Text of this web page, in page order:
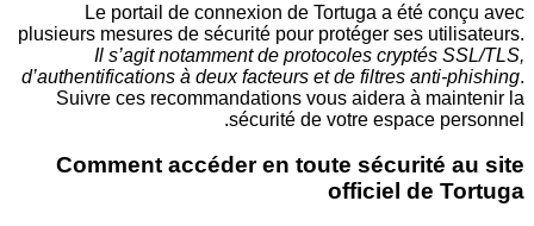
Le portail de connexion de Tortuga a été
plusieurs mesures de sécurité pour protéger ses
Il s’agit notamment de protocoles cryptés
d’authentifications à deux facteurs et de filtres
Suivre ces recommandations vous aidera à
sécurité de votre espace
Comment accéder en toute
officiel de